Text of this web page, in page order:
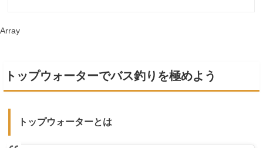
Array
トップウォーターでバス釣りを極めよう
トップウォーターとは